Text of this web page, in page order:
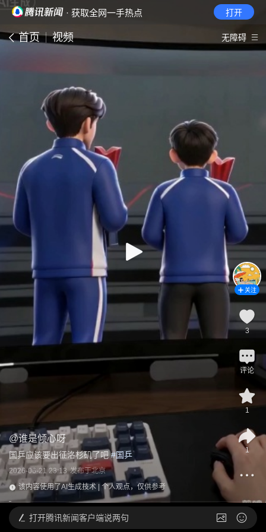
· 获取全网一手热点 打开
首页 视频 无障碍
@谁是倾心呀
国乒应该要出征洛杉矶了吧 #国乒
2026-06-21 23:13 发布于北京
该内容使用了AI生成技术 | 个人观点，仅供参考
关注
3
评论
1
1
打开腾讯新闻客户端说两句